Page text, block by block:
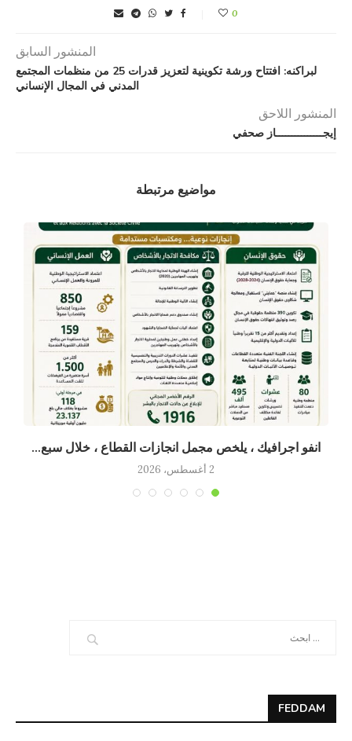
0
المنشور السابق
لبراكنه: افتتاح ورشة تكوينية لتعزيز قدرات 25 من منظمات المجتمع
المدني في المجال الإنساني
المنشور اللاحق
إيجـــــــــــــــاز صحفي
مواضيع مرتبطة
انفو اجرافيك ، يلخص مجمل انجازات القطاع ، خلال سبع...
2 أغسطس، 2026
FEDDAM